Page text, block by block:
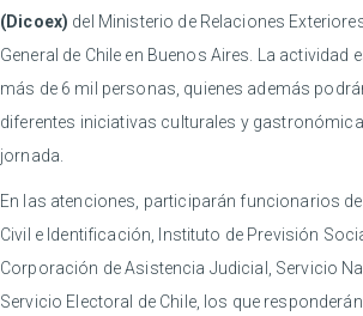
(Dicoex) del Ministerio de Relaciones
General de Chile en Buenos Aires. La actividad
más de 6 mil personas, quienes además
diferentes iniciativas culturales y
jornada.
En las atenciones, participarán funcionarios
Civil e Identificación, Instituto de Previsión
Corporación de Asistencia Judicial, Servicio
Servicio Electoral de Chile, los que